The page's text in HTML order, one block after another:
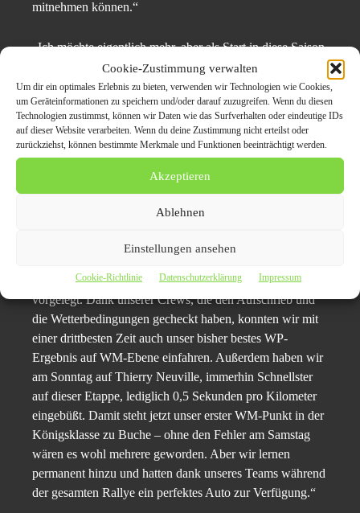
Cookie-Zustimmung verwalten
Um dir ein optimales Erlebnis zu bieten, verwenden wir Technologien wie Cookies,
um Geräteinformationen zu speichern und/oder darauf zuzugreifen. Wenn du diesen
Technologien zustimmst, können wir Daten wie das Surfverhalten oder eindeutige IDs
auf dieser Website verarbeiten. Wenn du deine Zustimmung nicht erteilst oder
zurückziehst, können bestimmte Merkmale und Funktionen beeinträchtigt werden.
Akzeptieren
Ablehnen
Einstellungen ansehen
Cookie-Richtlinie Datenschutzerklärung Impressum
mitnehmen können.“
„Ich möchte eigentlich mehr, aber als Start in diese Saison
lief es wirklich gut“, zeigte sich Adrien Fourmaux mit
Rang fünf zufrieden. „Wir haben uns die Rallye
ausgesprochen gut eingeteilt, hielten uns immer direkt
hinter den Top 4 und konnten am Sonntag zeigen, dass
wir bei den Jungs ganz vorne mitmischen können. Das ist
uns das gut gelungen“, bekannte Teamkollege Grégoire
beenden, aber wir haben viel gelernt und ein gutes Tempo
vorgelegt. Dank unserer Crews, die den Aufschrieb und
die Wetterbedingungen gecheckt haben, konnten wir mit
einer drittbesten Zeit auch unser bisher bestes WP-
Ergebnis auf WM-Ebene einfahren. Außerdem haben wir
am Sonntag auf Thierry Neuville, immerhin Schnellster
auf dieser Etappe, lediglich 0,5 Sekunden pro Kilometer
eingebüßt. Damit steht jetzt unser erster WM-Punkt in der
Königsklasse zu Buche – ohne den Fehler am Samstag
wären es wohl mehrere geworden. Aber wir lernen
permanent hinzu und hatten dank unseres Teams während
der gesamten Rallye ein perfektes Auto zur Verfügung.“